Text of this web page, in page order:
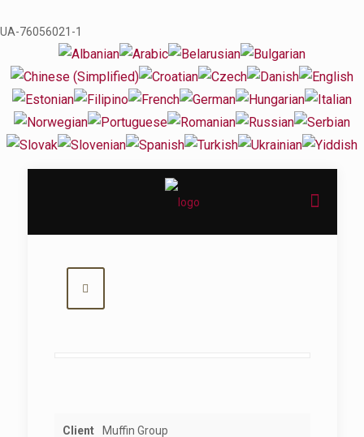
UA-76056021-1
Client Muffin Group